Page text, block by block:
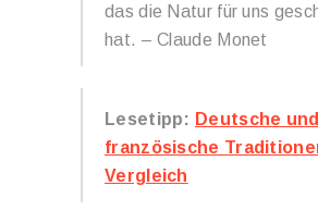
das die Natur für uns
hat. – Claude Monet
Lesetipp: Deutsche und
französische
Vergleich